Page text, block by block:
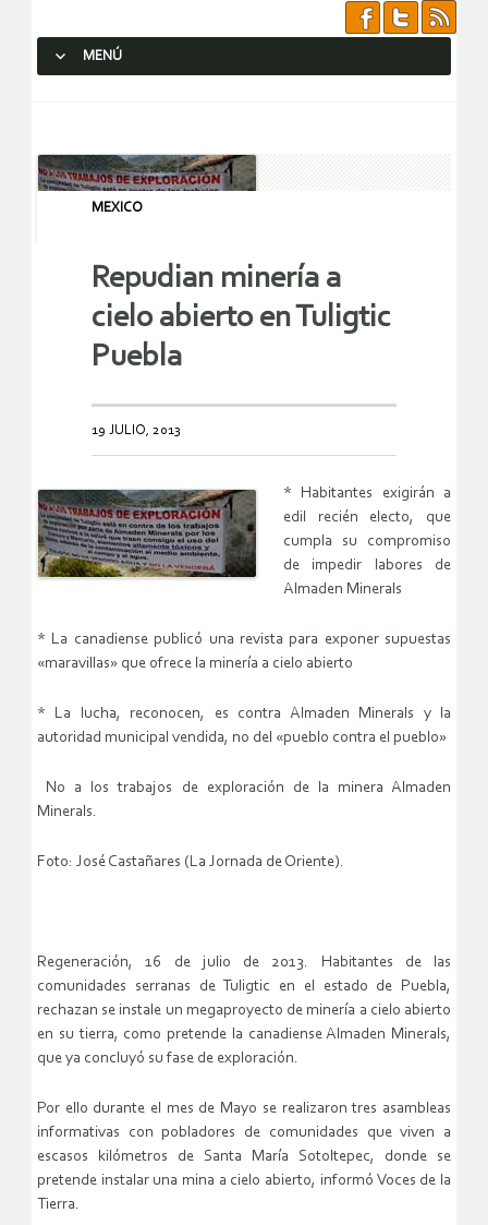
MENÚ
MEXICO
Repudian minería a
cielo abierto en Tuligtic
Puebla
19 JULIO, 2013
* Habitantes exigirán a
edil recién electo, que
cumpla su compromiso
de impedir labores de
Almaden Minerals
* La canadiense publicó una revista para exponer supuestas
«maravillas» que ofrece la minería a cielo abierto
* La lucha, reconocen, es contra Almaden Minerals y la
autoridad municipal vendida, no del «pueblo contra el pueblo»
No a los trabajos de exploración de la minera Almaden
Minerals.
Foto: José Castañares (La Jornada de Oriente).
Regeneración, 16 de julio de 2013. Habitantes de las
comunidades serranas de Tuligtic en el estado de Puebla,
rechazan se instale un megaproyecto de minería a cielo abierto
en su tierra, como pretende la canadiense Almaden Minerals,
que ya concluyó su fase de exploración.
Por ello durante el mes de Mayo se realizaron tres asambleas
informativas con pobladores de comunidades que viven a
escasos kilómetros de Santa María Sotoltepec, donde se
pretende instalar una mina a cielo abierto, informó Voces de la
Tierra.